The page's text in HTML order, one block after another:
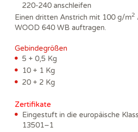
220-240 anschleifen
Einen dritten Anstrich mit 100 g/m2
WOOD 640 WB auftragen.
Gebindegrößen
5 + 0,5 Kg
10 + 1 Kg
20 + 2 Kg
Zertifikate
Eingestuft in die europäische
13501–1